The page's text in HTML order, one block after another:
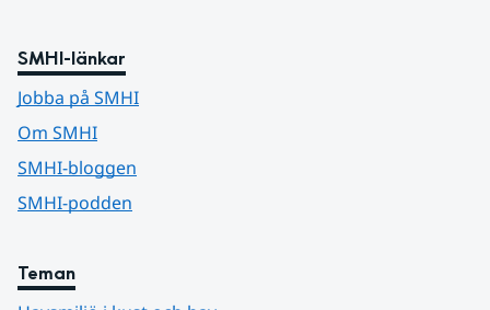
SMHI-länkar
Jobba på SMHI
Om SMHI
SMHI-bloggen
SMHI-podden
Teman